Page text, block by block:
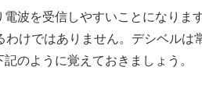
波を受信しやすいことになりま
けではありません。デシベルは
のように覚えておきましょう。